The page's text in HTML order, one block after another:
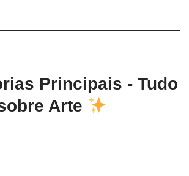
Principais - Tudo
Arte